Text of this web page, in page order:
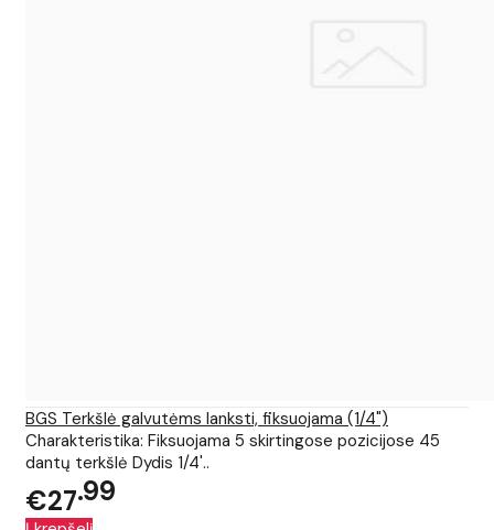
BGS Terkšlė galvutėms lanksti, fiksuojama (1/4")
Charakteristika: Fiksuojama 5 skirtingose pozicijose 45
dantų terkšlė Dydis 1/4'..
€27 99